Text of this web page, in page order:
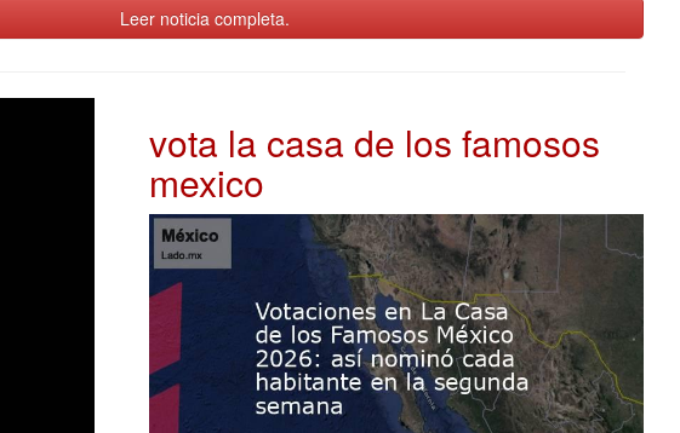
Leer noticia completa.
vota la casa de los famosos
mexico